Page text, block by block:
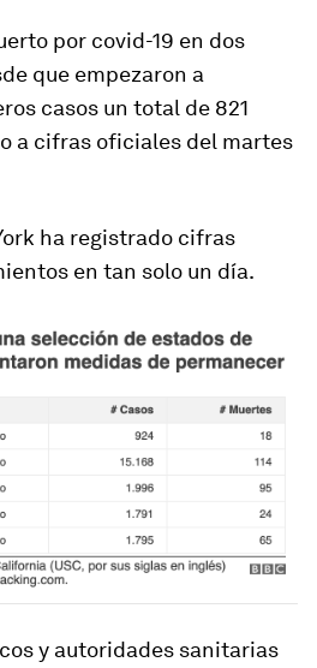
por covid-19 en dos
que empezaron a
casos un total de 821
a cifras oficiales del martes
ha registrado cifras
en tan solo un día.
y autoridades sanitarias